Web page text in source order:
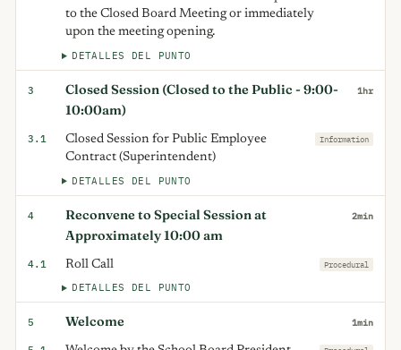
to the Closed Board Meeting or immediately
upon the meeting opening.
DETALLES DEL PUNTO
3
Closed Session (Closed to the Public - 9:00-
10:00am)
1hr
3.1
Closed Session for Public Employee
Contract (Superintendent)
Information
DETALLES DEL PUNTO
4
Reconvene to Special Session at
Approximately 10:00 am
2min
4.1 Roll Call Procedural
DETALLES DEL PUNTO
5 Welcome 1min